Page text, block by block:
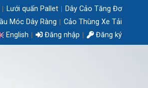
Lưới quấn Pallet
Dây Cảo Tăng Đơ
Móc Dây Ràng
Cảo Thùng Xe Tải
English
Đăng nhập Đăng ký